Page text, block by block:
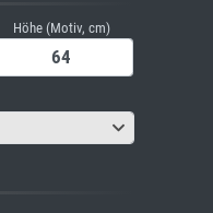
Höhe (Motiv, cm)